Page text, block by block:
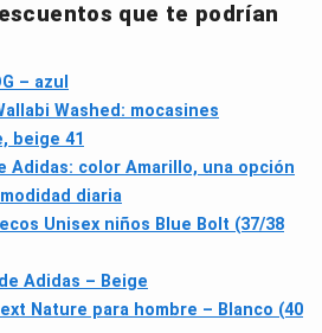
que te podrían
– azul
Washed: mocasines
beige 41
Adidas: color Amarillo, una opción
diaria
Unisex niños Blue Bolt (37/38
Adidas – Beige
Nature para hombre – Blanco (40